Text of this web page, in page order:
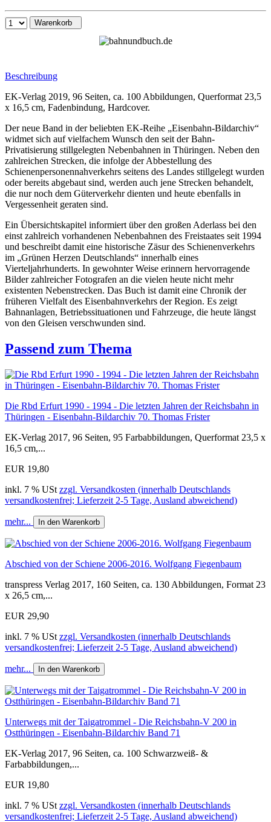
Warenkorb
Beschreibung
EK-Verlag 2019, 96 Seiten, ca. 100 Abbildungen, Querformat 23,5
x 16,5 cm, Fadenbindung, Hardcover.
Der neue Band in der beliebten EK-Reihe „Eisenbahn-Bildarchiv“
widmet sich auf vielfachem Wunsch den seit der Bahn-
Privatisierung stillgelegten Nebenbahnen in Thüringen. Neben den
zahlreichen Strecken, die infolge der Abbestellung des
Schienenpersonennahverkehrs seitens des Landes stillgelegt wurden
oder bereits abgebaut sind, werden auch jene Strecken behandelt,
die nur noch dem Güterverkehr dienten und heute ebenfalls in
Vergessenheit geraten sind.
Ein Übersichtskapitel informiert über den großen Aderlass bei den
einst zahlreich vorhandenen Nebenbahnen des Freistaates seit 1994
und beschreibt damit eine historische Zäsur des Schienenverkehrs
im „Grünen Herzen Deutschlands“ innerhalb eines
Vierteljahrhunderts. In gewohnter Weise erinnern hervorragende
Bilder zahlreicher Fotografen an die vielen heute nicht mehr
existenten Nebenstrecken. Das Buch ist damit eine Chronik der
früheren Vielfalt des Eisenbahnverkehrs der Region. Es zeigt
Bahnanlagen, Betriebssituationen und Fahrzeuge, die heute längst
von den Gleisen verschwunden sind.
Passend zum Thema
Die Rbd Erfurt 1990 - 1994 - Die letzten Jahren der Reichsbahn in
Thüringen - Eisenbahn-Bildarchiv 70. Thomas Frister
EK-Verlag 2017, 96 Seiten, 95 Farbabbildungen, Querformat 23,5 x
16,5 cm,...
EUR 19,80
inkl. 7 % USt zzgl. Versandkosten (innerhalb Deutschlands
versandkostenfrei; Lieferzeit 2-5 Tage, Ausland abweichend)
mehr... In den Warenkorb
Abschied von der Schiene 2006-2016. Wolfgang Fiegenbaum
transpress Verlag 2017, 160 Seiten, ca. 130 Abbildungen, Format 23
x 26,5 cm,...
EUR 29,90
inkl. 7 % USt zzgl. Versandkosten (innerhalb Deutschlands
versandkostenfrei; Lieferzeit 2-5 Tage, Ausland abweichend)
mehr... In den Warenkorb
Unterwegs mit der Taigatrommel - Die Reichsbahn-V 200 in
Ostthüringen - Eisenbahn-Bildarchiv Band 71
EK-Verlag 2017, 96 Seiten, ca. 100 Schwarzweiß- &
Farbabbildungen,...
EUR 19,80
inkl. 7 % USt zzgl. Versandkosten (innerhalb Deutschlands
versandkostenfrei; Lieferzeit 2-5 Tage, Ausland abweichend)